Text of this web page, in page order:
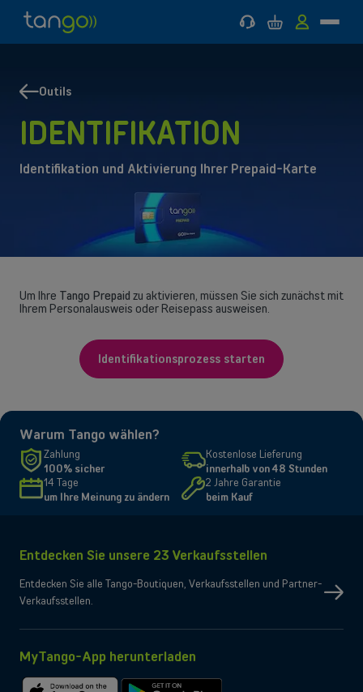
Zum
Zum
SupportWarenkorb
MyTangoMenü
MOBILFUNK
Internet & TV
&
TV
INTERNET & TV
Hilfe & Service
Mobilfunklösungen, Glasfaser, Telefonzentrale und vieles mehr für
Selbstständige sowie kleine und mittlere Unternehmen.
Outils
IDENTIFIKATION
Identifikation und Aktivierung Ihrer Prepaid-Karte
Um Ihre Tango Prepaid zu aktivieren, müssen Sie sich zunächst mit
Ihrem Personalausweis oder Reisepass ausweisen.
Identifikationsprozess starten
Warum Tango wählen?
Zahlung
100% sicher
Kostenlose Lieferung
innerhalb von 48 Stunden
14 Tage
um Ihre Meinung zu ändern
2 Jahre Garantie
beim Kauf
Entdecken Sie unsere 23 Verkaufsstellen
Entdecken Sie alle Tango-Boutiquen, Verkaufsstellen und Partner-
Verkaufsstellen.
MyTango-App herunterladen